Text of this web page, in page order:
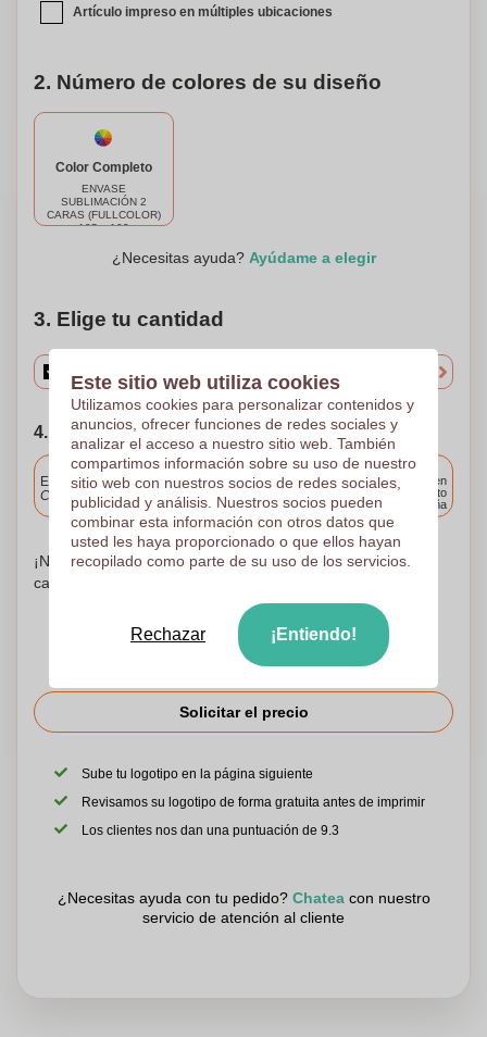
Artículo impreso en múltiples ubicaciones
2. Número de colores de su diseño
Color Completo
ENVASE
SUBLIMACIÓN 2
CARAS (FULLCOLOR)
195 x 103
¿Necesitas ayuda? Ayúdame a elegir
3. Elige tu cantidad
4. Elija su fecha de envío
Incluido
Entrega estándar
Cargue y apruebe sus archivos antes de las 9.30 a.m.
Entrega en
cualquier punto
de España
¡No te preocupes! Simplemente suba sus archivos a la
canasta de compras
Solicitar el precio
Sube tu logotipo en la página siguiente
Revisamos su logotipo de forma gratuita antes de imprimir
Los clientes nos dan una puntuación de 9.3
¿Necesitas ayuda con tu pedido? Chateacon nuestro
servicio de atención al cliente
Este sitio web utiliza cookies
Utilizamos cookies para personalizar contenidos y
anuncios, ofrecer funciones de redes sociales y
analizar el acceso a nuestro sitio web. También
compartimos información sobre su uso de nuestro
sitio web con nuestros socios de redes sociales,
publicidad y análisis. Nuestros socios pueden
combinar esta información con otros datos que
usted les haya proporcionado o que ellos hayan
recopilado como parte de su uso de los servicios.
Rechazar ¡Entiendo!